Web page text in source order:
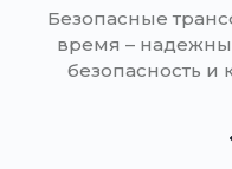
Безопасные
время –
безопасность и